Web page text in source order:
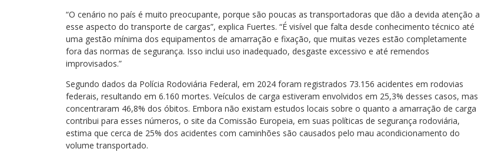
“O cenário no país é muito preocupante, porque são poucas as transportadoras que dão a devida atenção a
esse aspecto do transporte de cargas”, explica Fuertes. “É visível que falta desde conhecimento técnico até
uma gestão mínima dos equipamentos de amarração e fixação, que muitas vezes estão completamente
fora das normas de segurança. Isso inclui uso inadequado, desgaste excessivo e até remendos
improvisados.”
Segundo dados da Polícia Rodoviária Federal, em 2024 foram registrados 73.156 acidentes em rodovias
federais, resultando em 6.160 mortes. Veículos de carga estiveram envolvidos em 25,3% desses casos, mas
concentraram 46,8% dos óbitos. Embora não existam estudos locais sobre o quanto a amarração de carga
contribui para esses números, o site da Comissão Europeia, em suas políticas de segurança rodoviária,
estima que cerca de 25% dos acidentes com caminhões são causados pelo mau acondicionamento do
volume transportado.